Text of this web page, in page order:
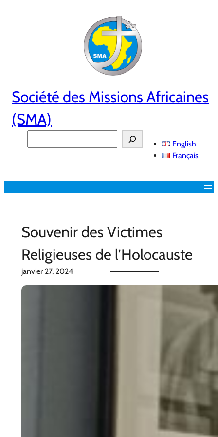
Société des Missions Africaines
(SMA)
English
Français
Souvenir des Victimes
Religieuses de l’Holocauste
janvier 27, 2024